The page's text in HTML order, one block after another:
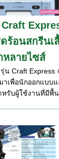
ร้อนสกรีนเ
หลายไซส์
น Craft Express
าเพื่อนักออกแบบ
หรับผู้ใช้งานที่มีพื้